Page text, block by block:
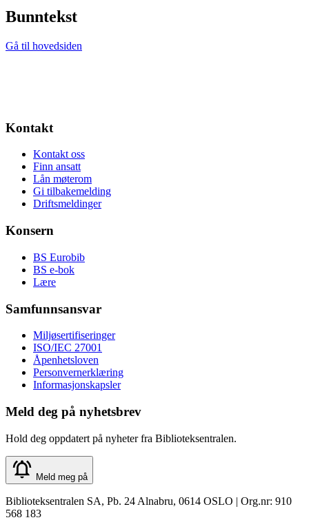
Bunntekst
Gå til hovedsiden
Kontakt
Kontakt oss
Finn ansatt
Lån møterom
Gi tilbakemelding
Driftsmeldinger
Konsern
BS Eurobib
BS e-bok
Lære
Samfunnsansvar
Miljøsertifiseringer
ISO/IEC 27001
Åpenhetsloven
Personvernerklæring
Informasjonskapsler
Meld deg på nyhetsbrev
Hold deg oppdatert på nyheter fra Biblioteksentralen.
Meld meg på
Biblioteksentralen SA, Pb. 24 Alnabru, 0614 OSLO | Org.nr: 910
568 183